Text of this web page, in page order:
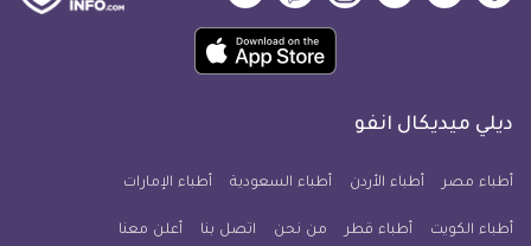
فيسبوكتويتر
ميديكال
يوتيوب
ميديكال
انفو
ميديكال
انفو
ميديكال
انفو
حمل
تطبيق
معلومة
للآيفون
ديلي ميديكال انفو
أطباء مصر أطباء الأردن أطباء السعودية أطباء الإمارات
أطباء الكويت أطباء قطر من نحن اتصل بنا أعلن معنا